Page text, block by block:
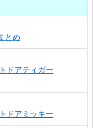
とめ
ドアティガー
ドアミッキー